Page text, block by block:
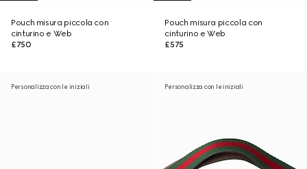
Pouch misura piccola con
cinturino e Web
£750
Pouch misura piccola con
cinturino e Web
£575
Personalizza con le iniziali Personalizza con le iniziali